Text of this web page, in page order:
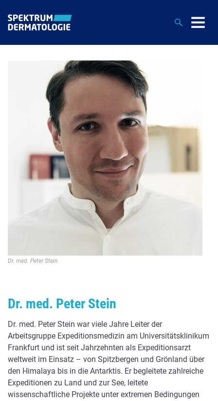
Suche
Dr. med. Peter Stein
Dr. med. Peter Stein
Dr. med. Peter Stein war viele Jahre Leiter der
Arbeitsgruppe Expeditionsmedizin am Universitätsklinikum
Frankfurt und ist seit Jahrzehnten als Expeditionsarzt
weltweit im Einsatz – von Spitzbergen und Grönland über
den Himalaya bis in die Antarktis. Er begleitete zahlreiche
Expeditionen zu Land und zur See, leitete
wissenschaftliche Projekte unter extremen Bedingungen